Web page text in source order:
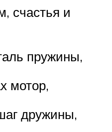
счастья и
пружины,
мотор,
дружины,